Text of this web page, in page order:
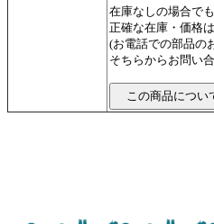
在庫なしの場合で
正確な在庫・価格
(お電話での部品の
そちらからお問い